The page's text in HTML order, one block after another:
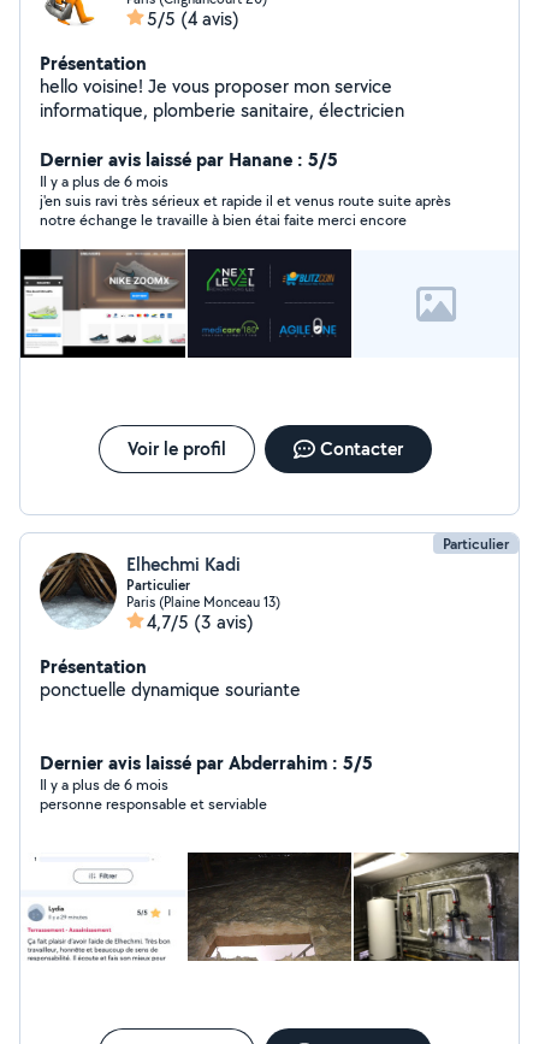
5/5 (4 avis)
Présentation
hello voisine! Je vous proposer mon service
informatique, plomberie sanitaire, électricien
Dernier avis laissé par Hanane : 5/5
Il y a plus de 6 mois
j'en suis ravi très sérieux et rapide il et venus route suite après
notre échange le travaille à bien étai faite merci encore
Voir le profil Contacter
Particulier
Elhechmi Kadi
Particulier
Paris (Plaine Monceau 13)
4,7/5 (3 avis)
Présentation
ponctuelle dynamique souriante
Dernier avis laissé par Abderrahim : 5/5
Il y a plus de 6 mois
personne responsable et serviable